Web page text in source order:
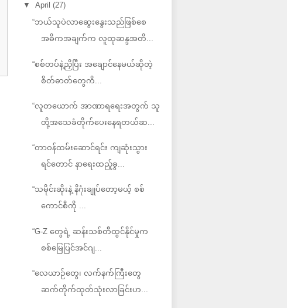
▼ April (27)
“ဘယ်သူပဲလာဆွေးနွေးသည်ဖြစ်စေ
အဓိကအချက်က လူထုဆန္ဒအတိ...
“စစ်တပ်နဲ့ညှိပြီး အချောင်နေမယ်ဆိုတဲ့
စိတ်ဓာတ်တွေကိ...
“လူတယောက် အာဏာရရေးအတွက် သူ
တို့အသေခံတိုက်ပေးနေရတယ်ဆ...
“တာဝန်ထမ်းဆောင်ရင်း ကျဆုံးသွား
ရင်တောင် နာရေးထည့်ခွ...
“သမိုင်းဆိုးနဲ့ နိဂုံးချုပ်တော့မယ့် စစ်
ကောင်စီကို ...
“G-Z တွေရဲ့ ဆန်းသစ်တီထွင်နိုင်မှုက
စစ်မြေပြင်အင်ဂျ...
“လေယာဉ်တွေ၊ လက်နက်ကြီးတွေ
ဆက်တိုက်ထုတ်သုံးလာခြင်းဟ...